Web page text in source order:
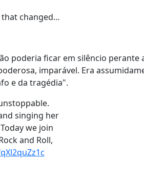
changed…
poderia ficar em silêncio perante
imparável. Era
e da tragédia".
singing her
we join
and Roll,